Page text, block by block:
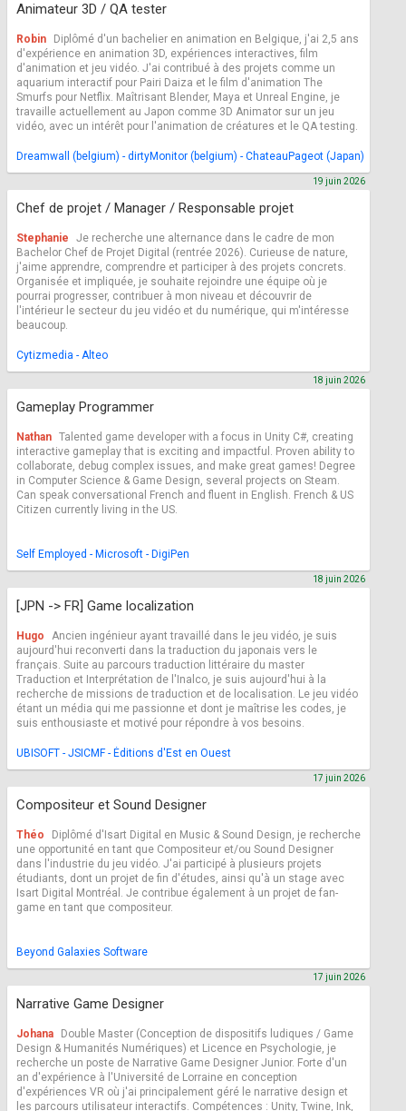
Animateur 3D / QA tester
Robin
Diplômé d'un bachelier en animation en Belgique, j'ai 2,5 ans
d'expérience en animation 3D, expériences interactives, film
d'animation et jeu vidéo. J'ai contribué à des projets comme un
aquarium interactif pour Pairi Daiza et le film d'animation The
Smurfs pour Netflix. Maîtrisant Blender, Maya et Unreal Engine, je
travaille actuellement au Japon comme 3D Animator sur un jeu
vidéo, avec un intérêt pour l'animation de créatures et le QA testing.
Dreamwall (belgium) - dirtyMonitor (belgium) - ChateauPageot (Japan)
Chef de projet / Manager / Responsable projet
19 juin 2026
Stephanie
Je recherche une alternance dans le cadre de mon
Bachelor Chef de Projet Digital (rentrée 2026). Curieuse de nature,
j'aime apprendre, comprendre et participer à des projets concrets.
Organisée et impliquée, je souhaite rejoindre une équipe où je
pourrai progresser, contribuer à mon niveau et découvrir de
l'intérieur le secteur du jeu vidéo et du numérique, qui m'intéresse
beaucoup.
Cytizmedia - Alteo
Gameplay Programmer
18 juin 2026
Nathan Talented game developer with a focus in Unity C#, creating
interactive gameplay that is exciting and impactful. Proven ability to
collaborate, debug complex issues, and make great games! Degree
in Computer Science & Game Design, several projects on Steam.
Can speak conversational French and fluent in English. French & US
Citizen currently living in the US.
Self Employed - Microsoft - DigiPen
[JPN -> FR] Game localization
18 juin 2026
Hugo
Ancien ingénieur ayant travaillé dans le jeu vidéo, je suis
aujourd'hui reconverti dans la traduction du japonais vers le
français. Suite au parcours traduction littéraire du master
Traduction et Interprétation de l'Inalco, je suis aujourd'hui à la
recherche de missions de traduction et de localisation. Le jeu vidéo
étant un média qui me passionne et dont je maîtrise les codes, je
suis enthousiaste et motivé pour répondre à vos besoins.
UBISOFT - JSICMF - Éditions d'Est en Ouest
Compositeur et Sound Designer
17 juin 2026
Théo
Diplômé d'Isart Digital en Music & Sound Design, je recherche
une opportunité en tant que Compositeur et/ou Sound Designer
dans l'industrie du jeu vidéo. J'ai participé à plusieurs projets
étudiants, dont un projet de fin d'études, ainsi qu'à un stage avec
Isart Digital Montréal. Je contribue également à un projet de fan-
game en tant que compositeur.
Beyond Galaxies Software
Narrative Game Designer
17 juin 2026
Johana
Double Master (Conception de dispositifs ludiques / Game
Design & Humanités Numériques) et Licence en Psychologie, je
recherche un poste de Narrative Game Designer Junior. Forte d'un
an d'expérience à l'Université de Lorraine en conception
d'expériences VR où j'ai principalement géré le narrative design et
les parcours utilisateur interactifs. Compétences : Unity, Twine, Ink,